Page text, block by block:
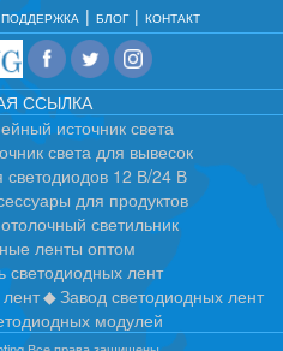
ПОДДЕРЖКА БЛОГ КОНТАКТ
ССЫЛКА
источник света
света для вывесок
светодиодов 12 В/24 В
для продуктов
светильник
ленты оптом
светодиодных лент
Завод светодиодных лент
модулей